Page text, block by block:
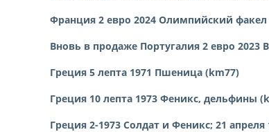
Франция 2 евро 2024 Олимпийский
Вновь в продаже Португалия 2 евро
Греция 5 лепта 1971 Пшеница (km77)
Греция 10 лепта 1973 Феникс, дельфины
Греция 2-1973 Солдат и Феникс; 21 апреля